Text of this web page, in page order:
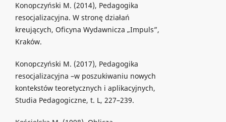
Konopczyński M. (2014), Pedagogika
resocjalizacyjna. W stronę działań
kreujących, Oficyna Wydawnicza „Impuls”,
Kraków.
Konopczyński M. (2017), Pedagogika
resocjalizacyjna –w poszukiwaniu nowych
kontekstów teoretycznych i aplikacyjnych,
Studia Pedagogiczne, t. L, 227–239.